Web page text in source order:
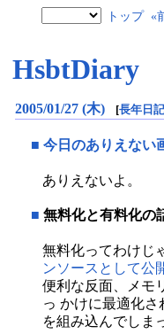
トップ «
HsbtDiary
2005/01/27 (木) [長年日記
■ 今日のありえない
ありえないよ。
■ 無料化と有料化の
無料化ってわけじ
ンソースとして公
便利な反面、メモ
っ かけに最適化さ
を組み込んでしま